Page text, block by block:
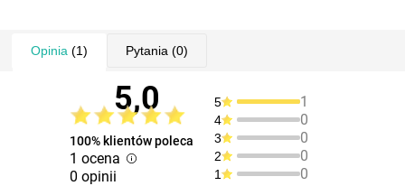
Opinia (1) Pytania (0)
5,0
100% klientów poleca
1 ocena
0 opinii
5 1
4 0
3 0
2 0
1 0